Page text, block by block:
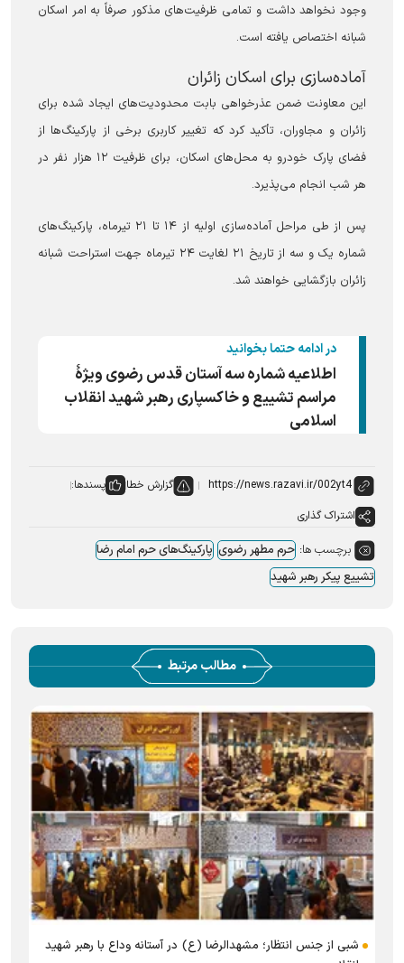
وجود نخواهد داشت و تمامی ظرفیت‌های مذکور صرفاً به امر اسکان
شبانه اختصاص یافته است.
آماده‌سازی برای اسکان زائران
این معاونت ضمن عذرخواهی بابت محدودیت‌های ایجاد شده برای
زائران و مجاوران، تأکید کرد که تغییر کاربری برخی از پارکینگ‌ها از
فضای پارک خودرو به محل‌های اسکان، برای ظرفیت ۱۲ هزار نفر در
هر شب انجام می‌پذیرد.
پس از طی مراحل آماده‌سازی اولیه از ۱۴ تا ۲۱ تیرماه، پارکینگ‌های
شماره یک و سه از تاریخ ۲۱ لغایت ۲۴ تیرماه جهت استراحت شبانه
زائران بازگشایی خواهند شد.
در ادامه حتما بخوانید
اطلاعیه شماره سه آستان قدس رضوی ویژهٔ
مراسم تشییع و خاکسپاری رهبر شهید انقلاب
اسلامی
گزارش خطا
پسندها:
اشتراک گذاری
برچسب ها: حرم مطهر رضوی پارکینگ‌های حرم امام رضا
تشییع پیکر رهبر شهید
مطالب مرتبط
شبی از جنس انتظار؛ مشهدالرضا (ع) در آستانه وداع با رهبر شهید